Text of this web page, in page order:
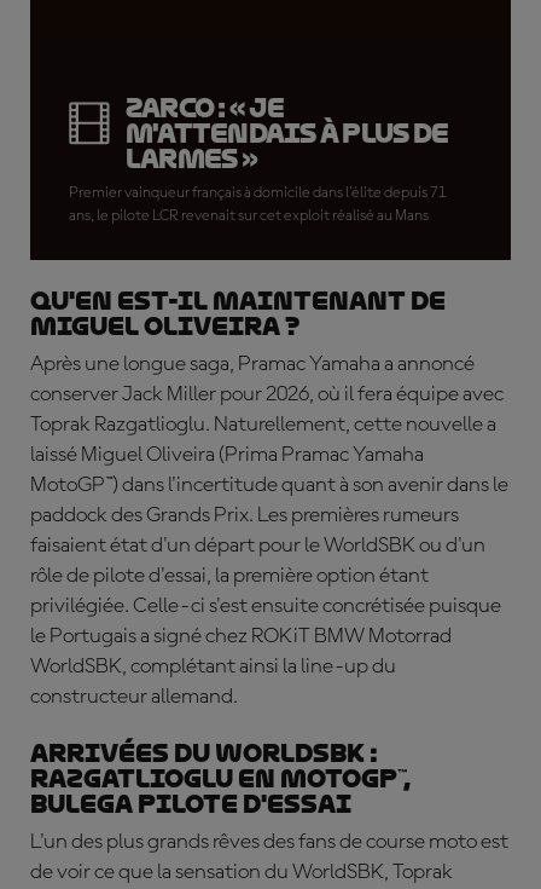
Zarco : « Je
m'attendais à plus de
larmes »
Premier vainqueur français à domicile dans l'élite depuis 71
ans, le pilote LCR revenait sur cet exploit réalisé au Mans
Qu'en est-il maintenant de
Miguel Oliveira ?
Après une longue saga, Pramac Yamaha a annoncé
conserver Jack Miller pour 2026, où il fera équipe avec
Toprak Razgatlioglu. Naturellement, cette nouvelle a
laissé Miguel Oliveira (Prima Pramac Yamaha
MotoGP™) dans l'incertitude quant à son avenir dans le
paddock des Grands Prix. Les premières rumeurs
faisaient état d'un départ pour le WorldSBK ou d'un
rôle de pilote d'essai, la première option étant
privilégiée. Celle-ci s'est ensuite concrétisée puisque
le Portugais a signé chez ROKiT BMW Motorrad
WorldSBK, complétant ainsi la line-up du
constructeur allemand.
Arrivées du WorldSBK :
Razgatlioglu en MotoGP™,
Bulega pilote d'essai
L'un des plus grands rêves des fans de course moto est
de voir ce que la sensation du WorldSBK, Toprak